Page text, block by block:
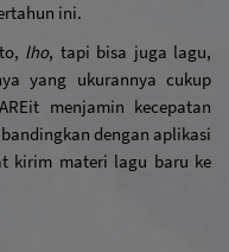
tahun ini.
lho, tapi bisa juga lagu,
yang ukurannya cukup
menjamin kecepatan
dengan aplikasi
kirim materi lagu baru ke